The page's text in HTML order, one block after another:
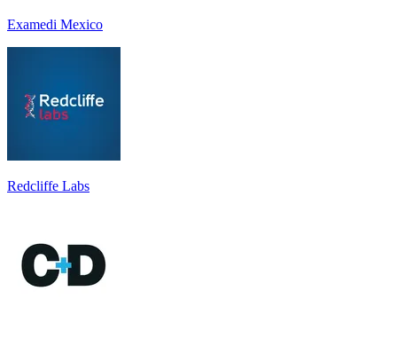
Examedi Mexico
Redcliffe Labs